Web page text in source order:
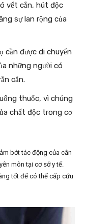
vết cắn, hút độc
sự lan rộng của
cần được di chuyển
những người có
cắn.
thuốc, vì chúng
chất độc trong cơ
bớt tác động của cắn
môn tại cơ sở y tế.
tốt để có thể cấp cứu